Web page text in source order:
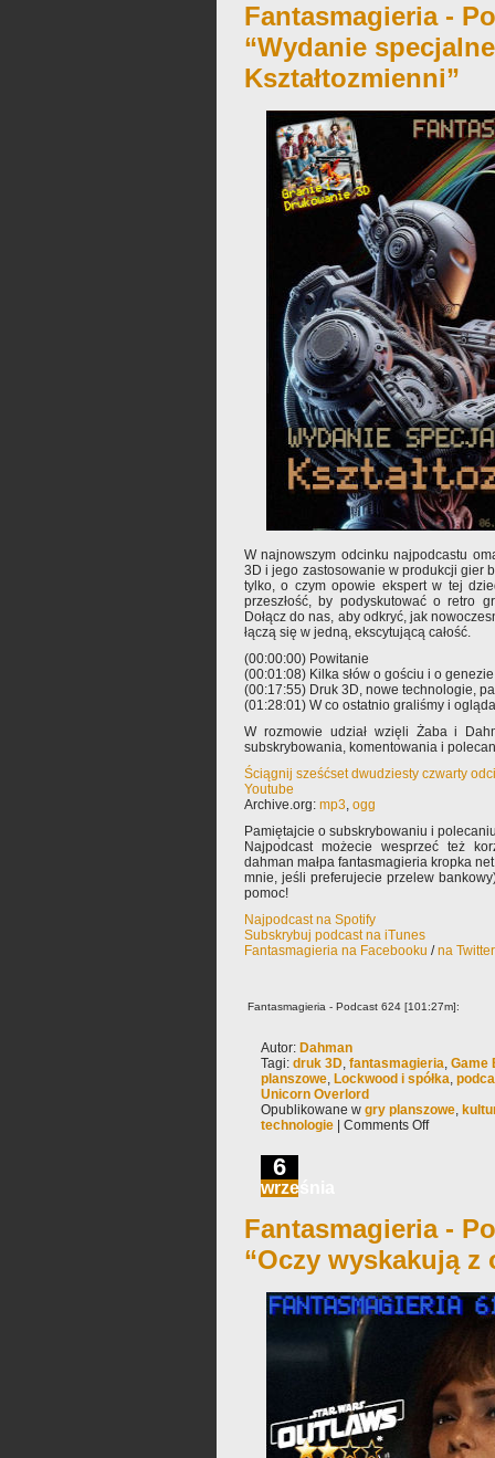
Fantasmagieria -
“Wydanie
Kształtozmienni”
W najnowszym odcinku najpodcastu
3D i jego zastosowanie w produkcji gier
tylko, o czym opowie ekspert w tej
przeszłość, by podyskutować o retro
Dołącz do nas, aby odkryć, jak
łączą się w jedną, ekscytującą całość.
(00:00:00) Powitanie
(00:01:08) Kilka słów o gościu i o
(00:17:55) Druk 3D, nowe technologie,
(01:28:01) W co ostatnio graliśmy i
W rozmowie udział wzięli Żaba i
subskrybowania, komentowania i
Ściągnij sześćset dwudziesty czwarty
Youtube
Archive.org: mp3, ogg
Pamiętajcie o subskrybowaniu i
Najpodcast możecie wesprzeć też
dahman małpa fantasmagieria kropka
mnie, jeśli preferujecie przelew
pomoc!
Najpodcast na Spotify
Subskrybuj podcast na iTunes
Fantasmagieria na Facebooku /na
Fantasmagieria - Podcast 624 [101:27m]:
Autor: Dahman
Tagi: druk 3D, fantasmagieria, Game
planszowe, Lockwood i spółka,
Unicorn Overlord
Opublikowane w gry planszowe,
technologie
Comments Off
6
września
Fantasmagieria -
“Oczy wyskakują z